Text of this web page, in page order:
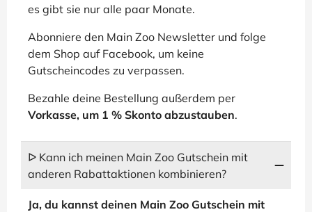
es gibt sie nur alle paar Monate.
Abonniere den Main Zoo Newsletter und folge
dem Shop auf Facebook, um keine
Gutscheincodes zu verpassen.
Bezahle deine Bestellung außerdem per
Vorkasse, um 1 % Skonto abzustauben.
ᐅ Kann ich meinen Main Zoo Gutschein mit
anderen Rabattaktionen kombinieren?
Ja, du kannst deinen Main Zoo Gutschein mit